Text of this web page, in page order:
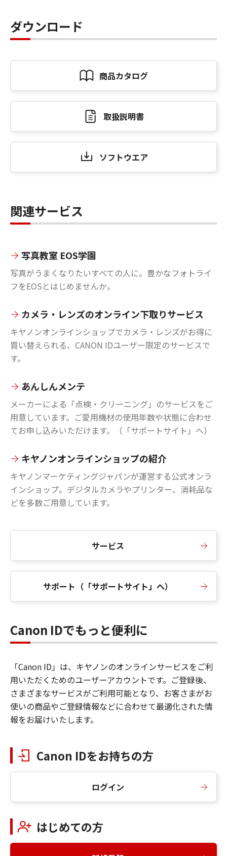
ダウンロード
商品カタログ
取扱説明書
ソフトウエア
関連サービス
写真教室 EOS学園
写真がうまくなりたいすべての人に。豊かなフォトライ
フをEOSとはじめませんか。
カメラ・レンズのオンライン下取りサービス
キヤノンオンラインショップでカメラ・レンズがお得に
買い替えられる、CANON IDユーザー限定のサービスで
す。
あんしんメンテ
メーカーによる「点検・クリーニング」のサービスをご
用意しています。ご愛用機材の使用年数や状態に合わせ
てお申し込みいただけます。（「サポートサイト」へ）
キヤノンオンラインショップの紹介
キヤノンマーケティングジャパンが運営する公式オンラ
インショップ。デジタルカメラやプリンター、消耗品な
どを多数ご用意しています。
サービス
サポート（「サポートサイト」へ）
Canon IDでもっと便利に
「Canon ID」は、キヤノンのオンラインサービスをご利
用いただくためのユーザーアカウントです。ご登録後、
さまざまなサービスがご利用可能となり、お客さまがお
使いの商品やご登録情報などに合わせて最適化された情
報をお届けいたします。
Canon IDをお持ちの方
ログイン
はじめての方